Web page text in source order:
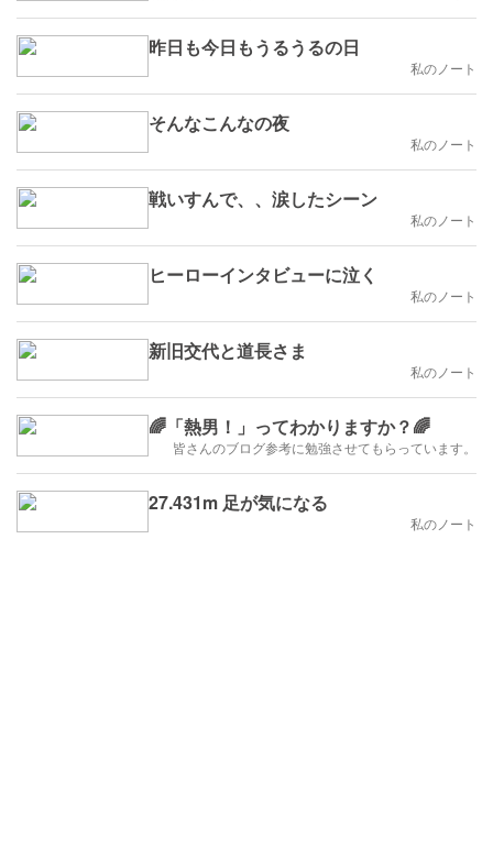
昨日も今日もうるうるの日
私のノート
そんなこんなの夜
私のノート
戦いすんで、、涙したシーン
私のノート
ヒーローインタビューに泣く
私のノート
新旧交代と道長さま
私のノート
🌈「熱男！」ってわかりますか？🌈
皆さんのブログ参考に勉強させてもらっています。
27.431m 足が気になる
私のノート